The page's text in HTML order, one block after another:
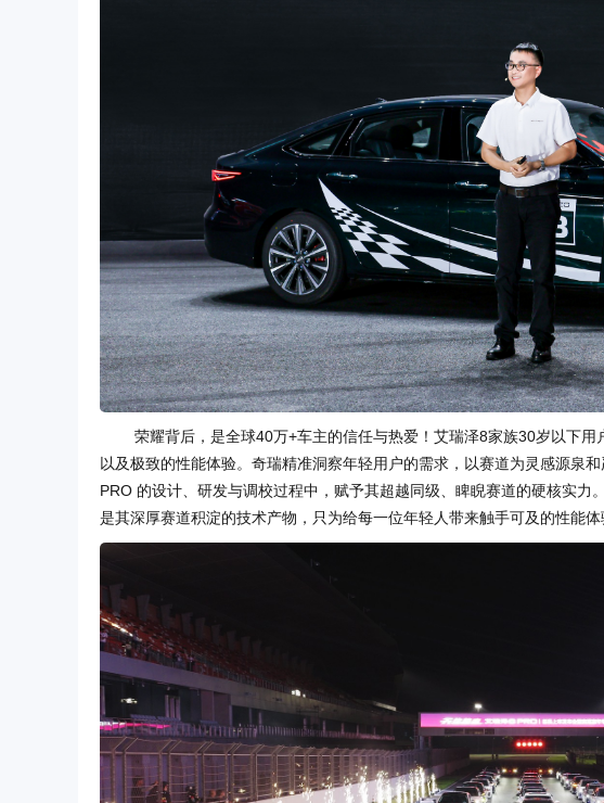
荣耀背后，是全球40万+车主的信任与热爱！艾瑞泽8家族30岁以下
以及极致的性能体验。奇瑞精准洞察年轻用户的需求，以赛道为灵感源泉
PRO 的设计、研发与调校过程中，赋予其超越同级、睥睨赛道的硬核实力
是其深厚赛道积淀的技术产物，只为给每一位年轻人带来触手可及的性能体